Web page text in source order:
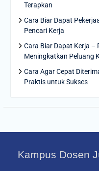
Terapkan
Cara Biar Dapat
Pencari Kerja
Cara Biar Dapat Kerja
Meningkatkan Peluang
Cara Agar Cepat
Praktis untuk Sukses
Kampus Dosen